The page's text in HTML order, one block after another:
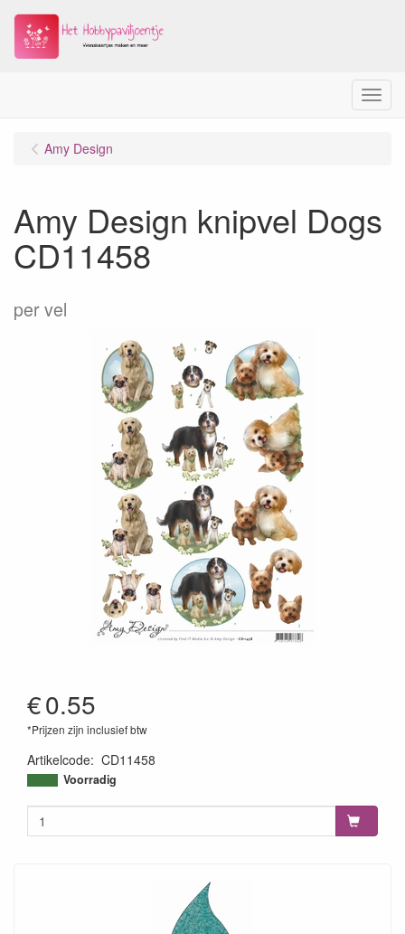
Menu
Amy Design
Amy Design knipvel Dogs
CD11458
per vel
€0.55
*Prijzen zijn inclusief btw
Artikelcode: CD11458
Voorradig